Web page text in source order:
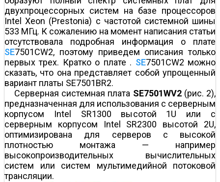
двухпроцессорных систем на базе процессоров
Intel Xeon (Prestonia) с частотой системной шины
533 МГц. К сожалению на момент написания статьи
отсутствовала подробная информация о плате
SE7501CW2, поэтому приведем описания только
первых трех. Кратко о плате . SE7501CW2 можно
сказать, что она представляет собой упрощенный
вариант платы SE7501BR2.
Серверная системная плата SE7501WV2 (рис. 2),
предназначенная для использования с серверным
корпусом Intel SR1300 высотой 1U или с
серверным корпусом Intel SR2300 высотой 2U,
оптимизирована для серверов с высокой
плотностью монтажа — например
высокопроизводительных вычислительных
систем или систем мультимедийной потоковой
трансляции.